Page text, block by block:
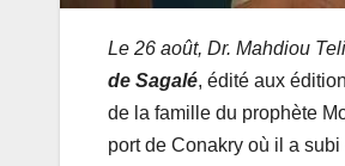
Le 26 août, Dr. Mahdiou
de Sagalé, édité aux
de la famille du prophète
port de Conakry où il a